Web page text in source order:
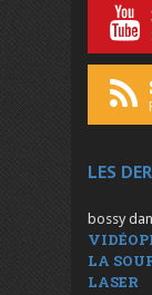
LES
bossy
LA
LASER